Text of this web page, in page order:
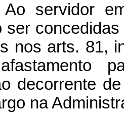
servidor
ser
nos arts. 81,
decorrente
na